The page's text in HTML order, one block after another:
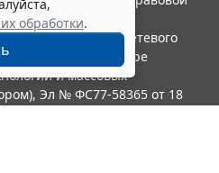
обработки.
в качестве сетевого
по надзору в сфере
и массовых
Эл № ФС77-58365 от 18